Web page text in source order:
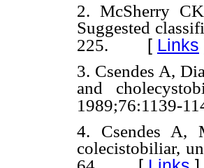
2. McSherry
Suggested
225. [ Links
3. Csendes A,
and
1989;76:1139-
4. Csendes A,
colecistobiliar,